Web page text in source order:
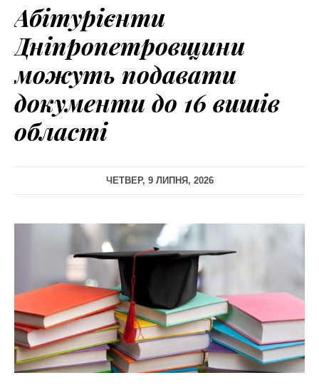
Абітурієнти
Дніпропетровщини
можуть подавати
документи до 16 вишів
області
ЧЕТВЕР, 9 ЛИПНЯ, 2026